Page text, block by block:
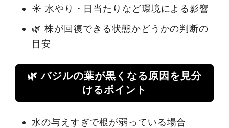
☀️ 水やり・日当たりなど環境による影響
🌿 株が回復できる状態かどうかの判断の
目安
🌿 バジルの葉が黒くなる原因を見分
けるポイント
水の与えすぎで根が弱っている場合